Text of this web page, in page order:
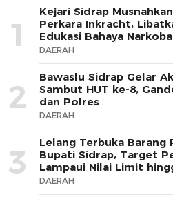
1
Kejari Sidrap
Perkara Inkracht,
Edukasi Bahaya Narkoba
DAERAH
2
Bawaslu Sidrap Gelar
Sambut HUT ke-8,
dan Polres
DAERAH
3
Lelang Terbuka Barang
Bupati Sidrap, Target
Lampaui Nilai Limit
DAERAH